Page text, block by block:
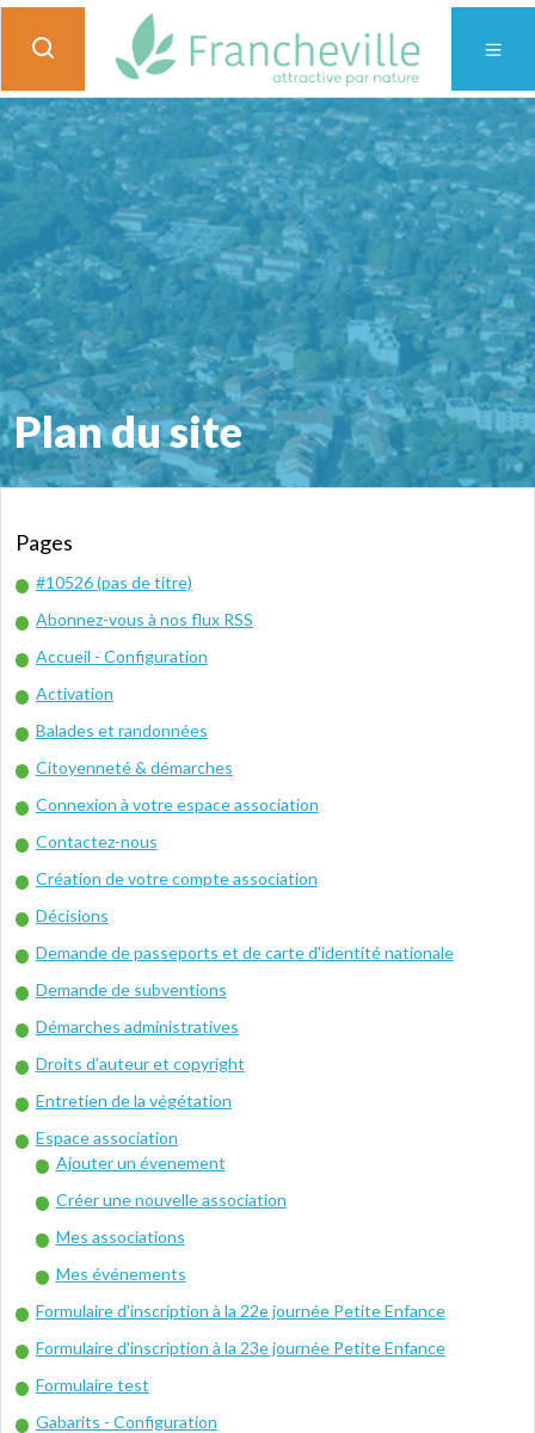
Plan du site
Pages
#10526 (pas de titre)
Abonnez-vous à nos flux RSS
Accueil - Configuration
Activation
Balades et randonnées
Citoyenneté & démarches
Connexion à votre espace association
Contactez-nous
Création de votre compte association
Décisions
Demande de passeports et de carte d'identité nationale
Demande de subventions
Démarches administratives
Droits d'auteur et copyright
Entretien de la végétation
Espace association
Ajouter un évenement
Créer une nouvelle association
Mes associations
Mes événements
Formulaire d'inscription à la 22e journée Petite Enfance
Formulaire d'inscription à la 23e journée Petite Enfance
Formulaire test
Gabarits - Configuration